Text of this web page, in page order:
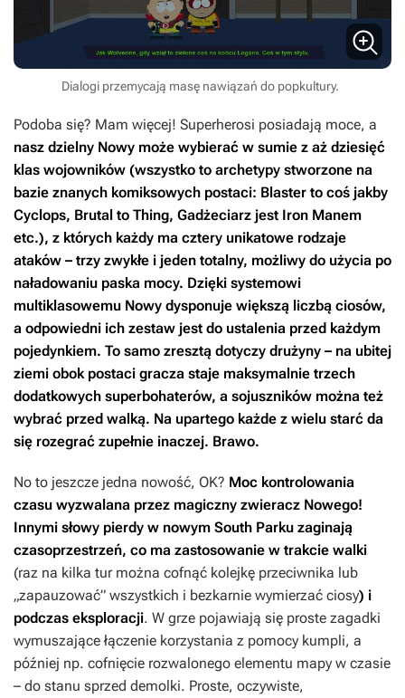
Dialogi przemycają masę nawiązań do popkultury.
Podoba się? Mam więcej! Superherosi posiadają moce, a
nasz dzielny Nowy może wybierać w sumie z aż dziesięć
klas wojowników (wszystko to archetypy stworzone na
bazie znanych komiksowych postaci: Blaster to coś jakby
Cyclops, Brutal to Thing, Gadżeciarz jest Iron Manem
etc.), z których każdy ma cztery unikatowe rodzaje
ataków – trzy zwykłe i jeden totalny, możliwy do użycia po
naładowaniu paska mocy. Dzięki systemowi
multiklasowemu Nowy dysponuje większą liczbą ciosów,
a odpowiedni ich zestaw jest do ustalenia przed każdym
pojedynkiem. To samo zresztą dotyczy drużyny – na ubitej
ziemi obok postaci gracza staje maksymalnie trzech
dodatkowych superbohaterów, a sojuszników można też
wybrać przed walką. Na upartego każde z wielu starć da
się rozegrać zupełnie inaczej. Brawo.
No to jeszcze jedna nowość, OK? Moc kontrolowania
czasu wyzwalana przez magiczny zwieracz Nowego!
Innymi słowy pierdy w nowym South Parku zaginają
czasoprzestrzeń, co ma zastosowanie w trakcie walki
(raz na kilka tur można cofnąć kolejkę przeciwnika lub
„zapauzować” wszystkich i bezkarnie wymierzać ciosy) i
podczas eksploracji. W grze pojawiają się proste zagadki
wymuszające łączenie korzystania z pomocy kumpli, a
później np. cofnięcie rozwalonego elementu mapy w czasie
– do stanu sprzed demolki. Proste, oczywiste,